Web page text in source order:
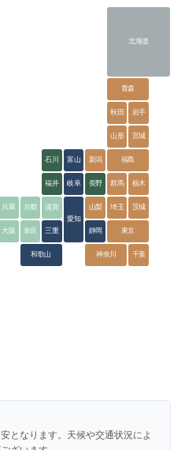
北海道
青森
秋田 岩手
山形 宮城
福島
新潟
群馬 栃木
埼玉 茨城
東京
神奈川 千葉
山梨
石川
福井 長野
富山
岐阜
愛知
静岡
三重
和歌山
兵庫 京都 滋賀
大阪 奈良
となります。天候や交通状況によ